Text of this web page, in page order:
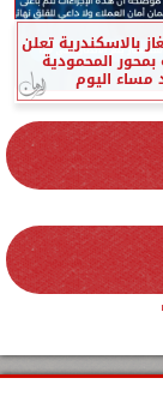
بالاسكندرية تعلن
بمحور المحمودية
مساء اليوم